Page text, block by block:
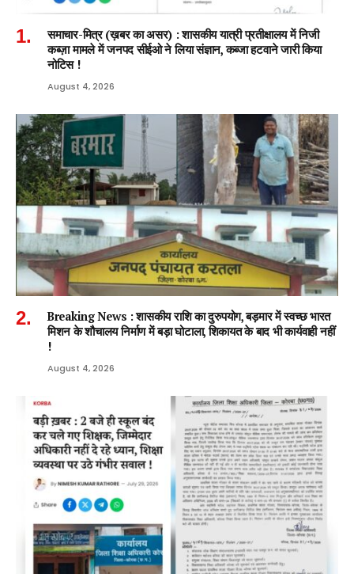
समाचार-मित्र (ख़बर का असर) : शासकीय यात्री प्रतीक्षालय में निजी
कब्ज़ा मामले में जनपद सीईओ ने लिया संज्ञान, कब्जा हटवाने जारी किया
नोटिस !
August 4, 2026
Breaking News : शासकीय राशि का दुरुपयोग, बड़मार में स्वच्छ भारत
मिशन के शौचालय निर्माण में बड़ा घोटाला, शिकायत के बाद भी कार्यवाही नहीं
!
August 4, 2026